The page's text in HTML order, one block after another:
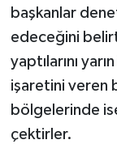
başkanlar
edeceğini
yaptılarını
işaretini veren
bölgelerinde
çektirler.